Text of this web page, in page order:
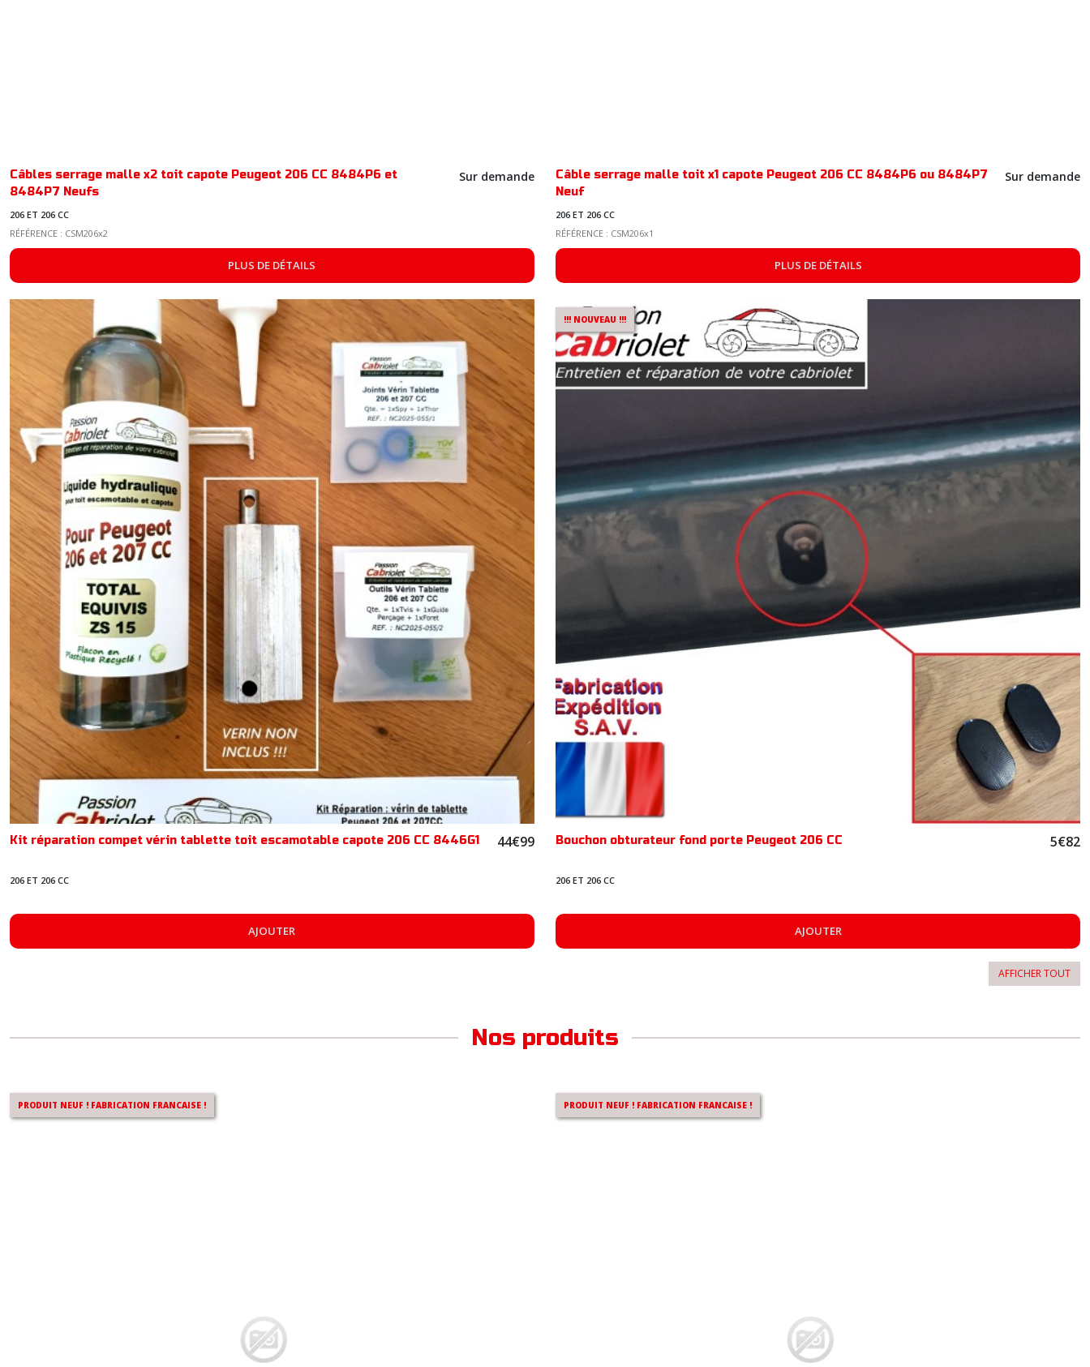
Câbles serrage malle x2 toit capote Peugeot 206 CC 8484P6 et
8484P7 Neufs
Sur demande
206 ET 206 CC
RÉFÉRENCE : CSM206x2
PLUS DE DÉTAILS
Câble serrage malle toit x1 capote Peugeot 206 CC 8484P6 ou 8484P7
Neuf
Sur demande
206 ET 206 CC
RÉFÉRENCE : CSM206x1
PLUS DE DÉTAILS
Kit réparation compet vérin tablette toit escamotable capote 206 CC 8446G1 44€99
206 ET 206 CC
AJOUTER
!!! NOUVEAU !!!
Bouchon obturateur fond porte Peugeot 206 CC 5€82
206 ET 206 CC
AJOUTER
AFFICHER TOUT
Nos produits
PRODUIT NEUF ! FABRICATION FRANCAISE ! PRODUIT NEUF ! FABRICATION FRANCAISE !